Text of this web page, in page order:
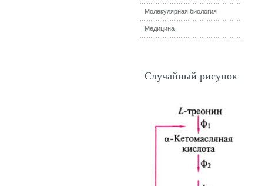
Молекулярная биология
Медицина
Случайный рисунок